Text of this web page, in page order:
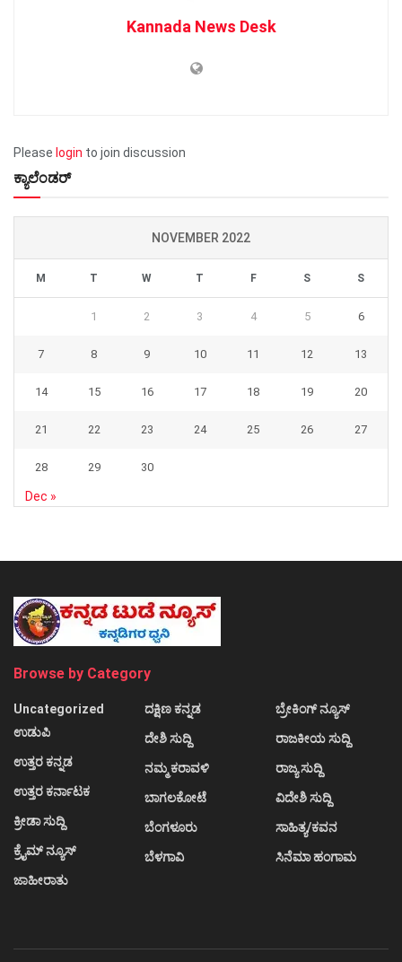
Kannada News Desk
Please login to join discussion
ಕ್ಯಾಲೆಂಡರ್
NOVEMBER 2022
M T W T F S S
1 2 3 4 5 6
7 8 9 10 11 12 13
14 15 16 17 18 19 20
21 22 23 24 25 26 27
28 29 30
Dec »
Browse by Category
Uncategorized
ಉಡುಪಿ
ಉತ್ತರ ಕನ್ನಡ
ಉತ್ತರ ಕರ್ನಾಟಕ
ಕ್ರೀಡಾ ಸುದ್ದಿ
ಕ್ರೈಮ್ ನ್ಯೂಸ್
ಜಾಹೀರಾತು
ದಕ್ಷಿಣ ಕನ್ನಡ
ದೇಶಿ ಸುದ್ದಿ
ನಮ್ಮ ಕರಾವಳಿ
ಬಾಗಲಕೋಟೆ
ಬೆಂಗಳೂರು
ಬೆಳಗಾವಿ
ಬ್ರೇಕಿಂಗ್ ನ್ಯೂಸ್
ರಾಜಕೀಯ ಸುದ್ದಿ
ರಾಜ್ಯ ಸುದ್ದಿ
ವಿದೇಶಿ ಸುದ್ದಿ
ಸಾಹಿತ್ಯ/ಕವನ
ಸಿನೆಮಾ ಹಂಗಾಮ